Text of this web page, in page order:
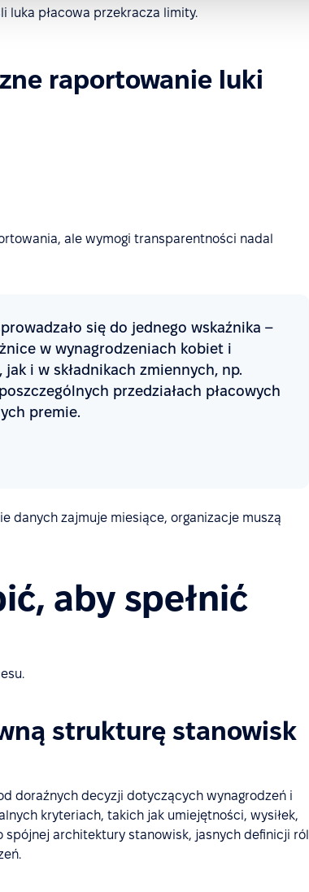
luka płacowa przekracza limity.
raportowanie luki
ale wymogi transparentności nadal
się do jednego wskaźnika –
w wynagrodzeniach kobiet i
i w składnikach zmiennych, np.
przedziałach płacowych
premie.
danych zajmuje miesiące, organizacje muszą
aby spełnić
strukturę stanowisk
doraźnych decyzji dotyczących wynagrodzeń i
kryteriach, takich jak umiejętności, wysiłek,
architektury stanowisk, jasnych definicji ról